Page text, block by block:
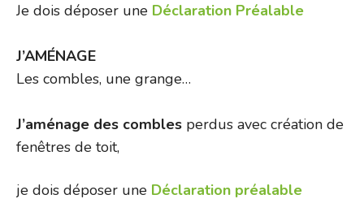
Je dois déposer une Déclaration Préalable
J’AMÉNAGE
Les combles, une grange…
J’aménage des combles perdus avec création de
fenêtres de toit,
je dois déposer une Déclaration préalable